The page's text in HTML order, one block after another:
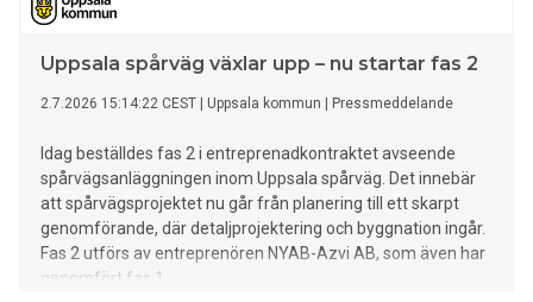
Uppsala spårväg växlar upp – nu startar fas 2
2.7.2026 15:14:22 CEST Uppsala kommun Pressmeddelande
Idag beställdes fas 2 i entreprenadkontraktet avseende
spårvägsanläggningen inom Uppsala spårväg. Det innebär
att spårvägsprojektet nu går från planering till ett skarpt
genomförande, där detaljprojektering och byggnation ingår.
Fas 2 utförs av entreprenören NYAB-Azvi AB, som även har
genomfört fas 1.